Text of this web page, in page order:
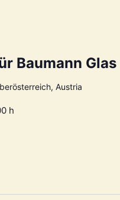
Baumann Glas
Austria
h